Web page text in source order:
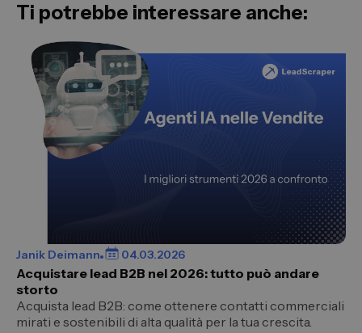
Ti potrebbe interessare anche:
Janik Deimann 04.03.2026
Acquistare lead B2B nel 2026: tutto può andare
storto
Acquista lead B2B: come ottenere contatti commerciali
mirati e sostenibili di alta qualità per la tua crescita.